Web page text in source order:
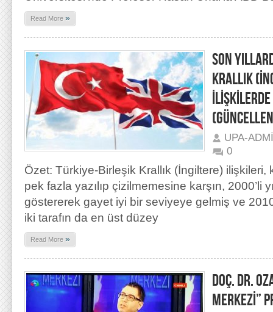
Read More »
SON
KRALLIK
UPA-
0
Özet: Türkiye-Birleşik Krallık (İngiltere) ilişkileri,
pek fazla yazılıp çizilmemesine karşın, 2000’li
göstererek gayet iyi bir seviyeye gelmiş ve
iki tarafın da en üst düzey
Read More »
DOÇ. DR.
MERKEZİ”